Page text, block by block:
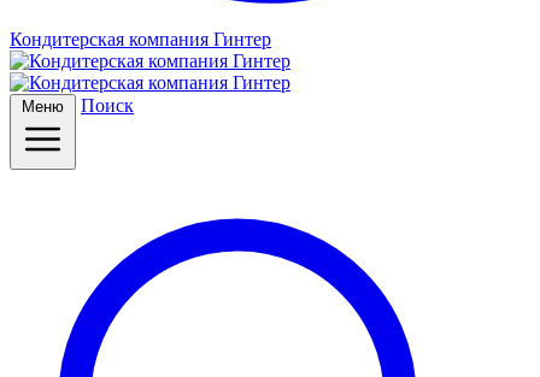
Кондитерская компания Гинтер
Меню Поиск